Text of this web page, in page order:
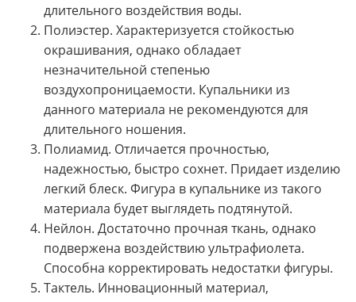
длительного воздействия воды.
Полиэстер. Характеризуется стойкостью
окрашивания, однако обладает
незначительной степенью
воздухопроницаемости. Купальники из
данного материала не рекомендуются для
длительного ношения.
Полиамид. Отличается прочностью,
надежностью, быстро сохнет. Придает изделию
легкий блеск. Фигура в купальнике из такого
материала будет выглядеть подтянутой.
Нейлон. Достаточно прочная ткань, однако
подвержена воздействию ультрафиолета.
Способна корректировать недостатки фигуры.
Тактель. Инновационный материал,